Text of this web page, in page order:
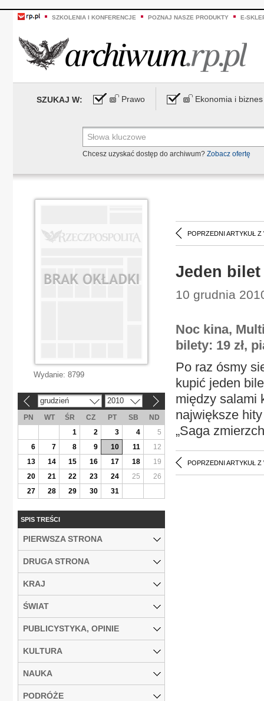
SZKOLENIA I KONFERENCJE POZNAJ NASZE PRODUKTY E-
SZUKAJ W: Prawo Ekonomia i biznes
Chcesz uzyskać dostęp do archiwum? Zobacz ofertę
POPRZEDNI ARTYKUŁ Z
Jeden
10 grudnia
Noc kina,
bilety: 19 zł,
Po raz ósmy
kupić jeden
między salami
największe hity
„Saga
POPRZEDNI ARTYKUŁ Z
Wydanie: 8799
grudzień 2010
PN WT ŚR CZ PT SB
ND
1
2 3 4
5
6
7 8 9 10 11
12
13
14 15 16 17 18
19
20
21 22 23 24 25
26
27
28 29 30 31
SPIS TREŚCI
PIERWSZA STRONA
DRUGA STRONA
KRAJ
ŚWIAT
PUBLICYSTYKA, OPINIE
KULTURA
NAUKA
PODRÓŻE